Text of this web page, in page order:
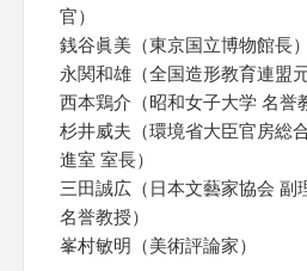
官）
銭谷眞美（東京国立博物館長）
永関和雄（全国造形教育連盟
西本鶏介（昭和女子大学 名誉
杉井威夫（環境省大臣官房総
進室 室長）
三田誠広（日本文藝家協会 副
名誉教授）
峯村敏明（美術評論家）